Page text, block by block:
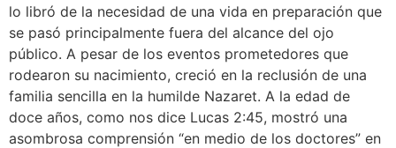
lo libró de la necesidad de una vida en preparación que
se pasó principalmente fuera del alcance del ojo
público. A pesar de los eventos prometedores que
rodearon su nacimiento, creció en la reclusión de una
familia sencilla en la humilde Nazaret. A la edad de
doce años, como nos dice Lucas 2:45, mostró una
asombrosa comprensión “en medio de los doctores” en